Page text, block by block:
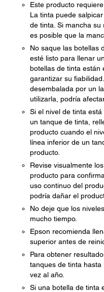
Este producto
La tinta puede
de tinta. Si mancha su
es posible que la
No saque las botellas
esté listo para llenar
botellas de tinta están
garantizar su
desembalada por un
utilizarla, podría
Si el nivel de tinta
un tanque de tinta,
producto cuando el
línea inferior de un
producto.
Revise visualmente
producto para
uso continuo del
podría dañar el
No deje que los
mucho tiempo.
Epson recomienda
superior antes de
Para obtener
tanques de tinta
vez al año.
Si una botella de tinta